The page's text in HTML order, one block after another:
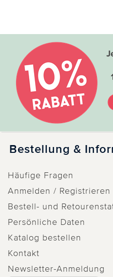
Bestellung &
Häufige Fragen
Anmelden / Registrieren
Bestell- und
Persönliche Daten
Katalog bestellen
Kontakt
Newsletter-Anmeldung